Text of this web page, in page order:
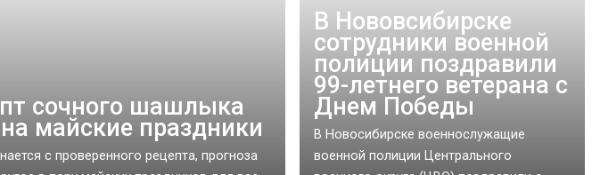
сочного шашлыка
майские праздники
с проверенного рецепта, прогноза
В Нововсибирске
сотрудники военной
полиции поздравили
99-летнего ветерана с
Днем Победы
В Новосибирске военнослужащие
военной полиции Центрального